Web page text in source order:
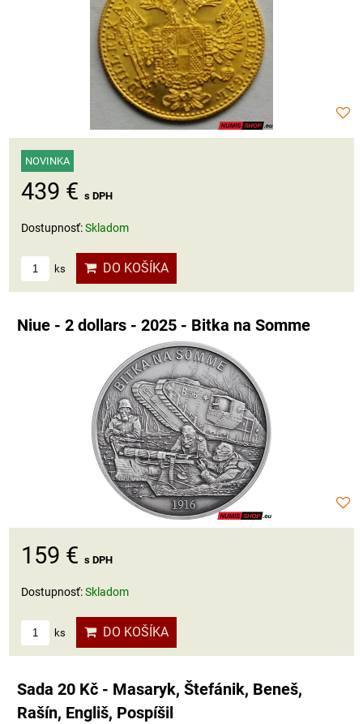
NOVINKA
439 € s DPH
Dostupnosť:Skladom
ks DO KOŠÍKA
Niue - 2 dollars - 2025 - Bitka na Somme
159 € s DPH
Dostupnosť:Skladom
ks DO KOŠÍKA
Sada 20 Kč - Masaryk, Štefánik, Beneš,
Rašín, Engliš, Pospíšil